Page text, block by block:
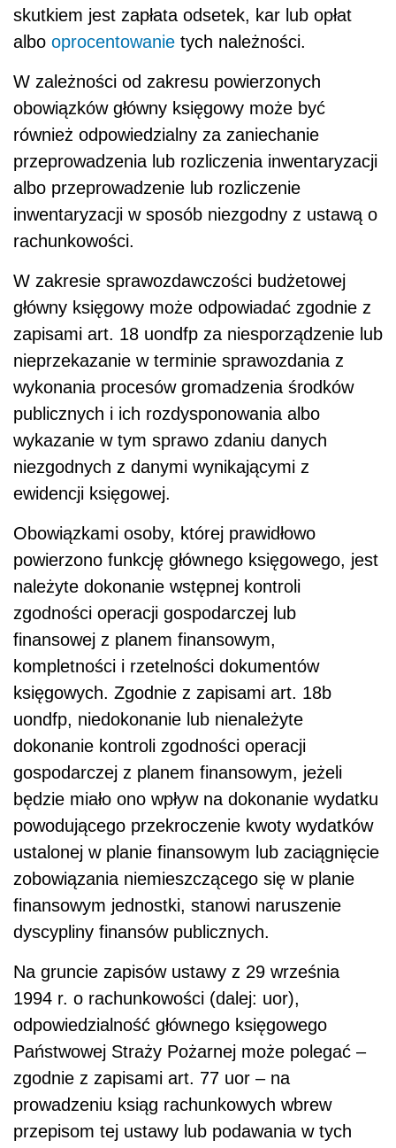
skutkiem jest zapłata odsetek, kar lub opłat
albo oprocentowanie tych należności.
W zależności od zakresu powierzonych
obowiązków główny księgowy może być
również odpowiedzialny za zaniechanie
przeprowadzenia lub rozliczenia inwentaryzacji
albo przeprowadzenie lub rozliczenie
inwentaryzacji w sposób niezgodny z ustawą o
rachunkowości.
W zakresie sprawozdawczości budżetowej
główny księgowy może odpowiadać zgodnie z
zapisami art. 18 uondfp za niesporządzenie lub
nieprzekazanie w terminie sprawozdania z
wykonania procesów gromadzenia środków
publicznych i ich rozdysponowania albo
wykazanie w tym sprawo zdaniu danych
niezgodnych z danymi wynikającymi z
ewidencji księgowej.
Obowiązkami osoby, której prawidłowo
powierzono funkcję głównego księgowego, jest
należyte dokonanie wstępnej kontroli
zgodności operacji gospodarczej lub
finansowej z planem finansowym,
kompletności i rzetelności dokumentów
księgowych. Zgodnie z zapisami art. 18b
uondfp, niedokonanie lub nienależyte
dokonanie kontroli zgodności operacji
gospodarczej z planem finansowym, jeżeli
będzie miało ono wpływ na dokonanie wydatku
powodującego przekroczenie kwoty wydatków
ustalonej w planie finansowym lub zaciągnięcie
zobowiązania niemieszczącego się w planie
finansowym jednostki, stanowi naruszenie
dyscypliny finansów publicznych.
Na gruncie zapisów ustawy z 29 września
1994 r. o rachunkowości (dalej: uor),
odpowiedzialność głównego księgowego
Państwowej Straży Pożarnej może polegać –
zgodnie z zapisami art. 77 uor – na
prowadzeniu ksiąg rachunkowych wbrew
przepisom tej ustawy lub podawania w tych